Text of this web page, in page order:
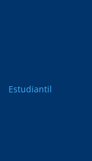
Estudiantil